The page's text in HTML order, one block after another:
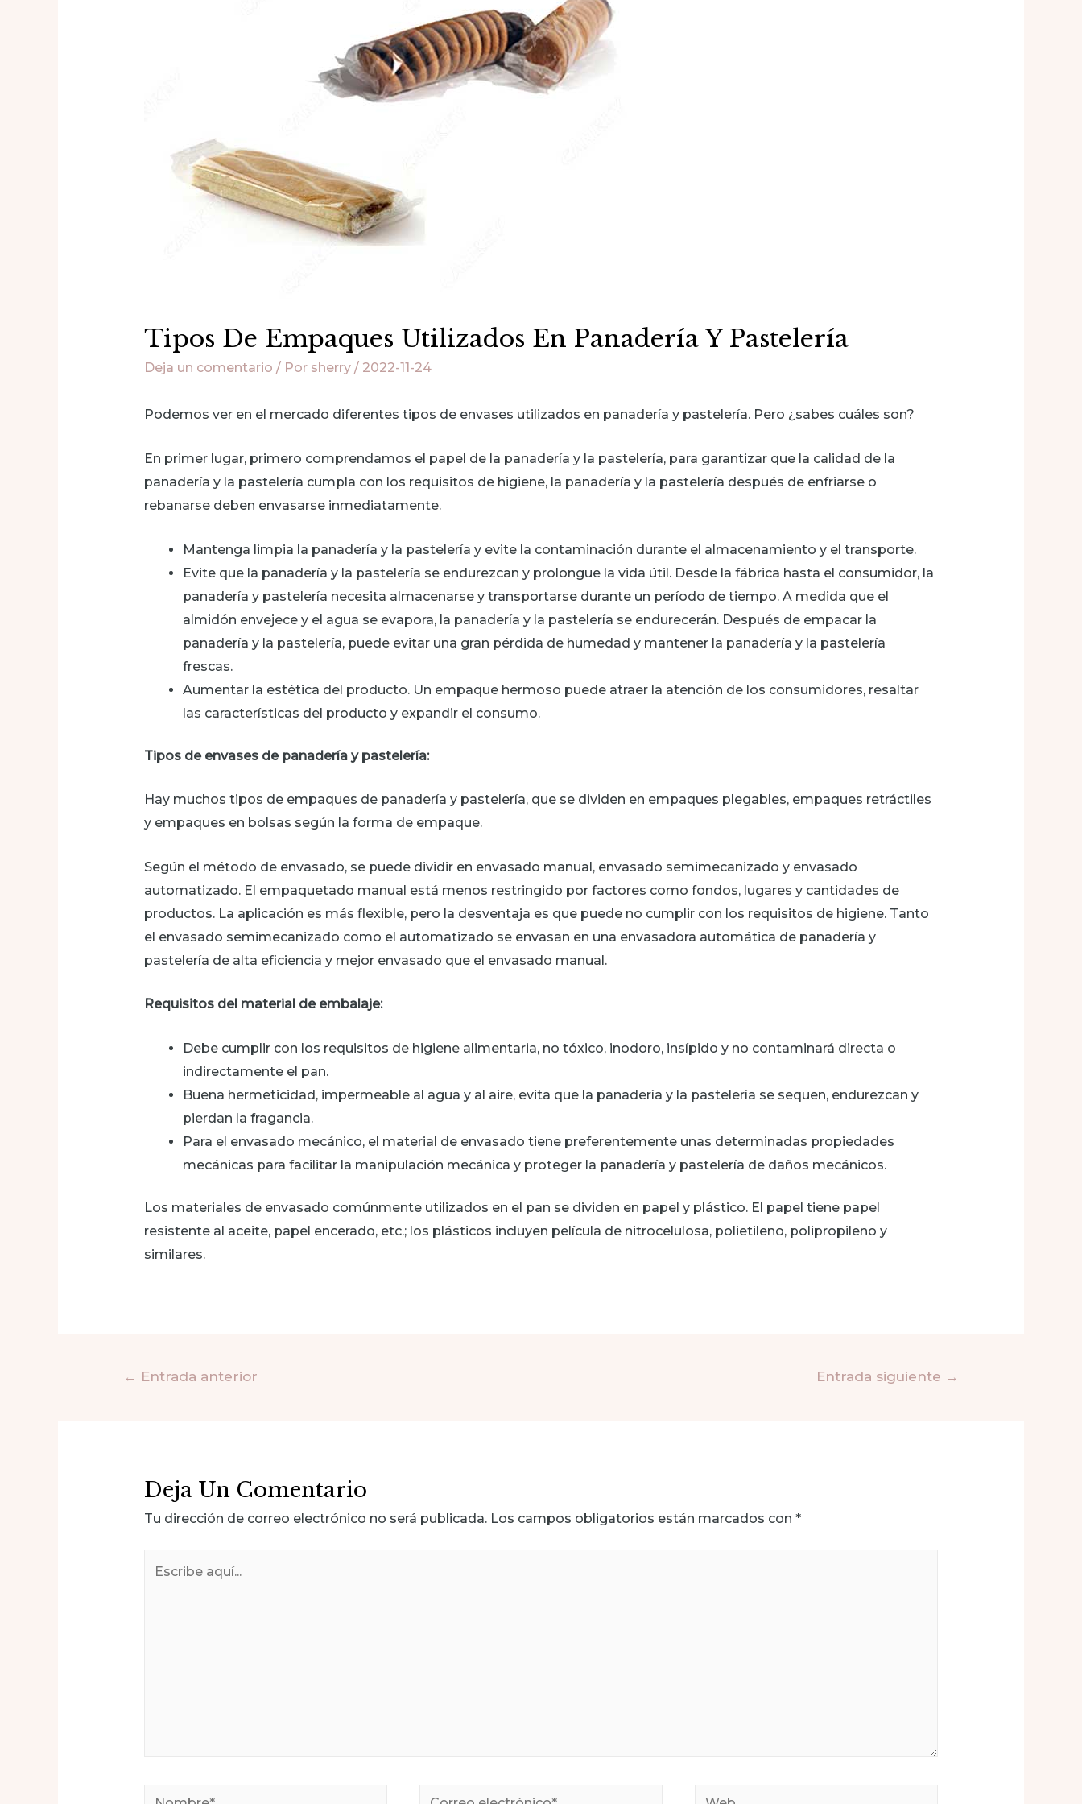
Tipos De Empaques Utilizados En Panadería Y Pastelería
Deja un comentario / Por sherry / 2022-11-24
Podemos ver en el mercado diferentes tipos de envases utilizados en panadería y pastelería. Pero ¿sabes cuáles son?
En primer lugar, primero comprendamos el papel de la panadería y la pastelería, para garantizar que la calidad de la
panadería y la pastelería cumpla con los requisitos de higiene, la panadería y la pastelería después de enfriarse o
rebanarse deben envasarse inmediatamente.
Mantenga limpia la panadería y la pastelería y evite la contaminación durante el almacenamiento y el transporte.
Evite que la panadería y la pastelería se endurezcan y prolongue la vida útil. Desde la fábrica hasta el consumidor, la
panadería y pastelería necesita almacenarse y transportarse durante un período de tiempo. A medida que el
almidón envejece y el agua se evapora, la panadería y la pastelería se endurecerán. Después de empacar la
panadería y la pastelería, puede evitar una gran pérdida de humedad y mantener la panadería y la pastelería
frescas.
Aumentar la estética del producto. Un empaque hermoso puede atraer la atención de los consumidores, resaltar
las características del producto y expandir el consumo.
Tipos de envases de panadería y pastelería:
Hay muchos tipos de empaques de panadería y pastelería, que se dividen en empaques plegables, empaques retráctiles
y empaques en bolsas según la forma de empaque.
Según el método de envasado, se puede dividir en envasado manual, envasado semimecanizado y envasado
automatizado. El empaquetado manual está menos restringido por factores como fondos, lugares y cantidades de
productos. La aplicación es más flexible, pero la desventaja es que puede no cumplir con los requisitos de higiene. Tanto
el envasado semimecanizado como el automatizado se envasan en una envasadora automática de panadería y
pastelería de alta eficiencia y mejor envasado que el envasado manual.
Requisitos del material de embalaje:
Debe cumplir con los requisitos de higiene alimentaria, no tóxico, inodoro, insípido y no contaminará directa o
indirectamente el pan.
Buena hermeticidad, impermeable al agua y al aire, evita que la panadería y la pastelería se sequen, endurezcan y
pierdan la fragancia.
Para el envasado mecánico, el material de envasado tiene preferentemente unas determinadas propiedades
mecánicas para facilitar la manipulación mecánica y proteger la panadería y pastelería de daños mecánicos.
Los materiales de envasado comúnmente utilizados en el pan se dividen en papel y plástico. El papel tiene papel
resistente al aceite, papel encerado, etc.; los plásticos incluyen película de nitrocelulosa, polietileno, polipropileno y
similares.
Navegación
← Entrada anterior Entrada siguiente →
Deja Un Comentario
Tu dirección de correo electrónico no será publicada. Los campos obligatorios están marcados con *
Nombre* Correo Web